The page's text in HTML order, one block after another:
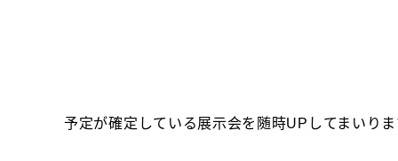
予定が確定している展示会を随時UPしてまいり